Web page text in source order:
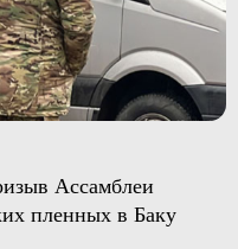
Ассамблеи
пленных в Баку